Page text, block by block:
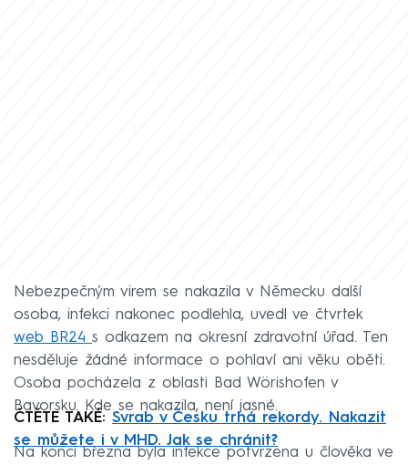
Nebezpečným virem se nakazila v Německu další
osoba, infekci nakonec podlehla, uvedl ve čtvrtek
web BR24 s odkazem na okresní zdravotní úřad. Ten
nesděluje žádné informace o pohlaví ani věku oběti.
Osoba pocházela z oblasti Bad Wörishofen v
Bavorsku. Kde se nakazila, není jasné.
ČTĚTE TAKÉ: Svrab v Česku trhá rekordy. Nakazit
se můžete i v MHD. Jak se chránit?
Na konci března byla infekce potvrzena u člověka ve